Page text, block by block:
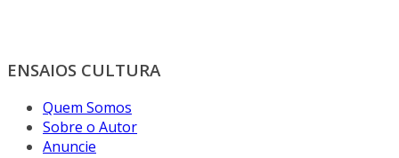
ENSAIOS CULTURA
Quem Somos
Sobre o Autor
Anuncie